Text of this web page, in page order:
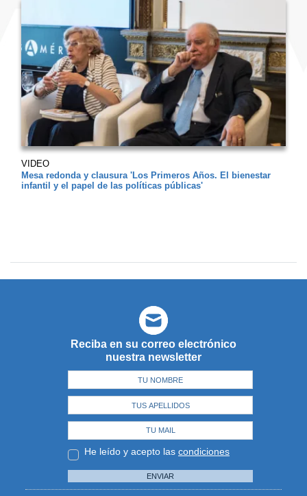
VIDEO
Mesa redonda y clausura 'Los Primeros Años. El bienestar
infantil y el papel de las políticas públicas'
Reciba en su correo electrónico
nuestra newsletter
He leído y acepto las condiciones
ENVIAR